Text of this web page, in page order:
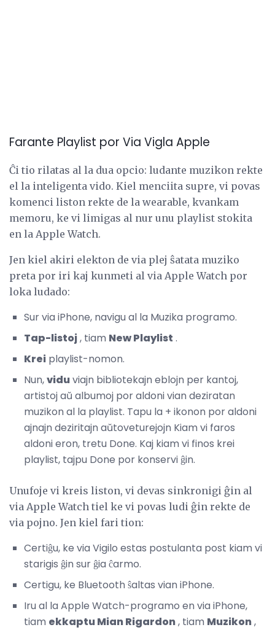
Farante Playlist por Via Vigla Apple
Ĉi tio rilatas al la dua opcio: ludante muzikon rekte
el la inteligenta vido. Kiel menciita supre, vi povas
komenci liston rekte de la wearable, kvankam
memoru, ke vi limigas al nur unu playlist stokita
en la Apple Watch.
Jen kiel akiri elekton de via plej ŝatata muziko
preta por iri kaj kunmeti al via Apple Watch por
loka ludado:
Sur via iPhone, navigu al la Muzika programo.
Tap-listoj, tiam New Playlist .
Krei playlist-nomon.
Nun,viduviajn bibliotekajn eblojn per kantoj,
artistoj aŭ albumoj por aldoni vian deziratan
muzikon al la playlist. Tapu la + ikonon por aldoni
ajnajn deziritajn aŭtoveturejojn Kiam vi faros
aldoni eron, tretu Done. Kaj kiam vi finos krei
playlist, tajpu Done por konservi ĝin.
Unufoje vi kreis liston, vi devas sinkronigi ĝin al
via Apple Watch tiel ke vi povas ludi ĝin rekte de
via pojno. Jen kiel fari tion:
Certiĝu, ke via Vigilo estas postulanta post kiam vi
starigis ĝin sur ĝia ĉarmo.
Certigu, ke Bluetooth ŝaltas vian iPhone.
Iru al la Apple Watch-programo en via iPhone,
tiam ekkaptu Mian Rigardon, tiam Muzikon,